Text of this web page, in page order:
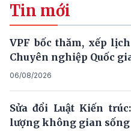
Tin mới
VPF bốc thăm, xếp
Chuyên nghiệp Quốc
06/08/2026
Sửa đổi Luật Kiến
lượng không gian sống